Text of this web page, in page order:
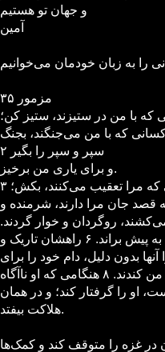
و جهان تو هستیم
آمین
را به زبان خودمان می‌خوانیم
مزمور ۳۵
که با من در ستیزند، ستیز کن؛
۲ سپر و سپر را بگیر
و برای یاری من برخیز.
که مرا تعقیب می‌کنند، بکش؛
نجات تو هستم.» ۴ کسانی که قصد جان مرا دارند، شرمنده و
روگردان و خوار گردند.
۵ مانند کاه در برابر باد باشند، و فرشته خداوند آنها را به پیش براند. ۶ راهشان تاریک و
و فرشته خداوند آنها را تعقیب کند. ۷ زیرا آنها بدون دلیل، دام خود را برای
من پنهان کردند؛ و بدون دلیل، گودالی برای جان من کندند. ۸ هنگامی که او ناآگاه
او را گرفتار کند؛ و در همان
هلاکت بیفتد.
در غزه را متوقف کند و کمک‌ها